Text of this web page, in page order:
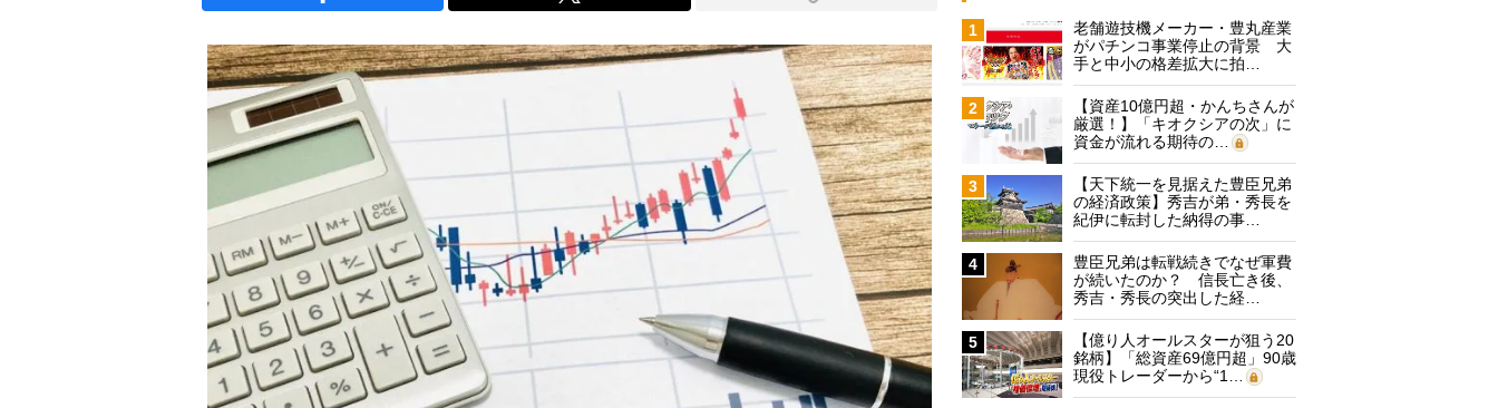
1
老舗遊技機メーカー・豊丸産業
がパチンコ事業停止の背景 大
手と中小の格差拡大に拍…
2
【資産10億円超・かんちさんが
厳選！】「キオクシアの次」に
資金が流れる期待の…
3
【天下統一を見据えた豊臣兄弟
の経済政策】秀吉が弟・秀長を
紀伊に転封した納得の事…
4
豊臣兄弟は転戦続きでなぜ軍費
が続いたのか？ 信長亡き後、
秀吉・秀長の突出した経…
5
【億り人オールスターが狙う20
銘柄】「総資産69億円超」90歳
現役トレーダーから“1…